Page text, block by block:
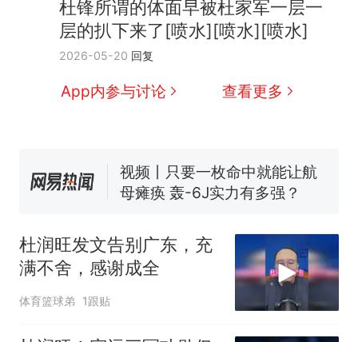
杜锋所谓的体面早被杜家军一层一
层的扒下来了[喷水][喷水][喷水]
2026-05-20 回复
App内参与讨论 查看更多
热
十多万人报名的考试，成绩
全部作废，公平么？
新 5万的小车卖不动，40万以
视频丨只要一枚命中就能让航
母瘫痪 轰-6J实力有多强？
年，网友淘到后寄给女儿：花
鸟市场搬了，但爱还在
网友称甘肃麦积山景区看完所
有石窟需2000元，景区：部分
石窟受特别保护，游客可按需
十多万人报名的考试，成绩
杜润旺发文告别广东，充
满不舍，感谢成全
体育篮球弟 1跟贴